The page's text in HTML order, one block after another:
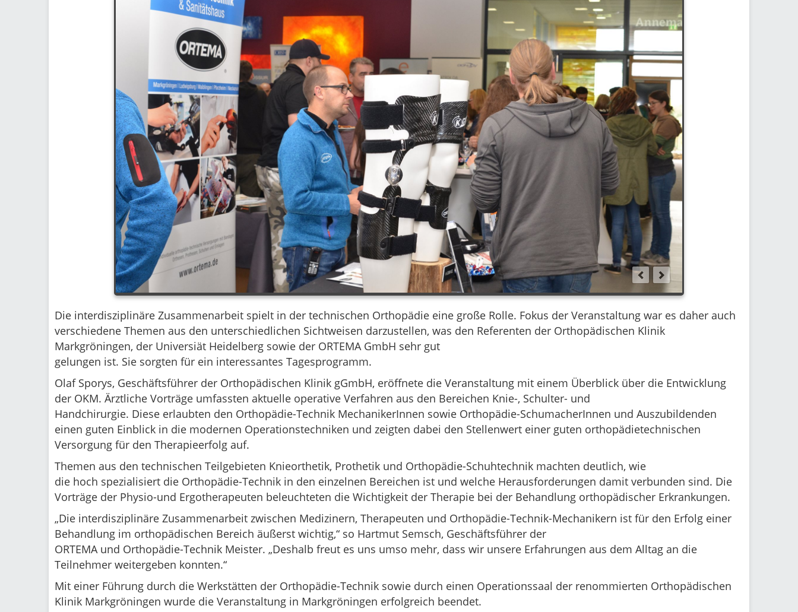
Die interdisziplinäre Zusammenarbeit spielt in der technischen Orthopädie eine große Rolle. Fokus der Veranstaltung war es daher auch
verschiedene Themen aus den unterschiedlichen Sichtweisen darzustellen, was den Referenten der Orthopädischen Klinik
Markgröningen, der Universiät Heidelberg sowie der ORTEMA GmbH sehr gut
gelungen ist. Sie sorgten für ein interessantes Tagesprogramm.
Olaf Sporys, Geschäftsführer der Orthopädischen Klinik gGmbH, eröffnete die Veranstaltung mit einem Überblick über die Entwicklung
der OKM. Ärztliche Vorträge umfassten aktuelle operative Verfahren aus den Bereichen Knie-, Schulter- und
Handchirurgie. Diese erlaubten den Orthopädie-Technik MechanikerInnen sowie Orthopädie-SchumacherInnen und Auszubildenden
einen guten Einblick in die modernen Operationstechniken und zeigten dabei den Stellenwert einer guten orthopädietechnischen
Versorgung für den Therapieerfolg auf.
Themen aus den technischen Teilgebieten Knieorthetik, Prothetik und Orthopädie-Schuhtechnik machten deutlich, wie
die hoch spezialisiert die Orthopädie-Technik in den einzelnen Bereichen ist und welche Herausforderungen damit verbunden sind. Die
Vorträge der Physio-und Ergotherapeuten beleuchteten die Wichtigkeit der Therapie bei der Behandlung orthopädischer Erkrankungen.
„Die interdisziplinäre Zusammenarbeit zwischen Medizinern, Therapeuten und Orthopädie-Technik-Mechanikern ist für den Erfolg einer
Behandlung im orthopädischen Bereich äußerst wichtig,“ so Hartmut Semsch, Geschäftsführer der
ORTEMA und Orthopädie-Technik Meister. „Deshalb freut es uns umso mehr, dass wir unsere Erfahrungen aus dem Alltag an die
Teilnehmer weitergeben konnten.“
Mit einer Führung durch die Werkstätten der Orthopädie-Technik sowie durch einen Operationssaal der renommierten Orthopädischen
Klinik Markgröningen wurde die Veranstaltung in Markgröningen erfolgreich beendet.